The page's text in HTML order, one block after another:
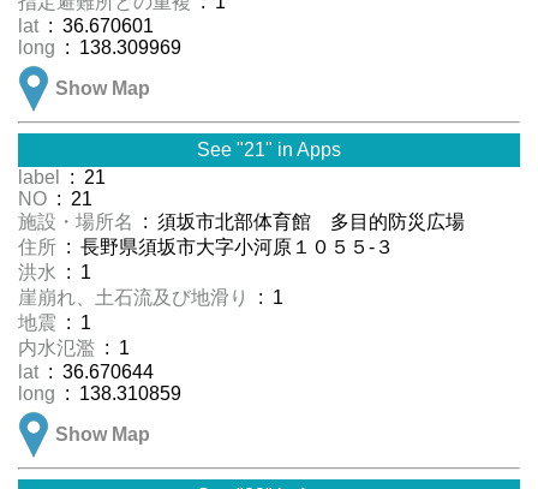
lat : 36.670601
long : 138.309969
Show Map
See "21" in Apps
label
: 21
NO : 21
施設・場所名
: 須坂市北部体育館 多目的防災広場
住所 : 長野県須坂市大字小河原１０５５-３
洪水
: 1
崖崩れ、土石流及び地滑り
: 1
地震 : 1
内水氾濫 : 1
lat : 36.670644
long : 138.310859
Show Map